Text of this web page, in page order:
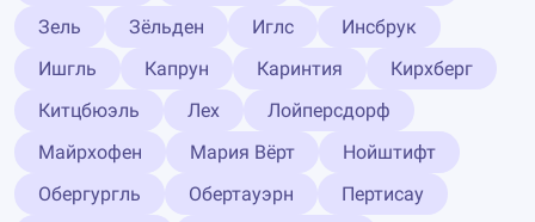
Зель
Зёльден Иглс
Инсбрук
Ишгль
Капрун Каринтия
Кирхберг
Китцбюэль
Лех
Лойперсдорф
Майрхофен
Мария Вёрт
Нойштифт
Обергургль
Обертауэрн
Пертисау